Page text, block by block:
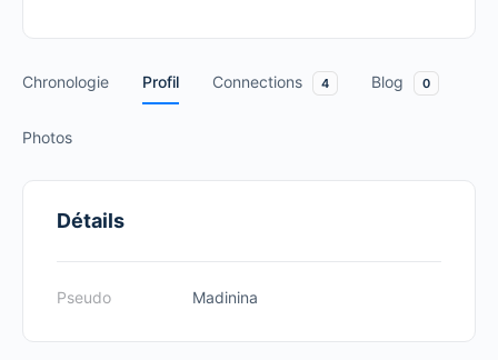
Chronologie Profil Connections 4 Blog 0
Photos
Détails
Pseudo Madinina